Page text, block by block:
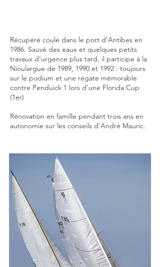
Récupéré coulé dans le port d’Antibes en
1986. Sauvé des eaux et quelques petits
travaux d’urgence plus tard, il participe à la
Nioulargue de 1989, 1990 et 1992 : toujours
sur le podium et une régate mémorable
contre Penduick 1 lors d’une Florida Cup
(1er)
Rénovation en famille pendant trois ans en
autonomie sur les conseils d’André Mauric.